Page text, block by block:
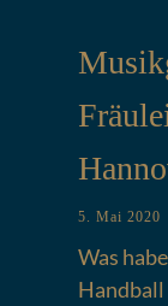
5. Mai 2020
Was
Handball